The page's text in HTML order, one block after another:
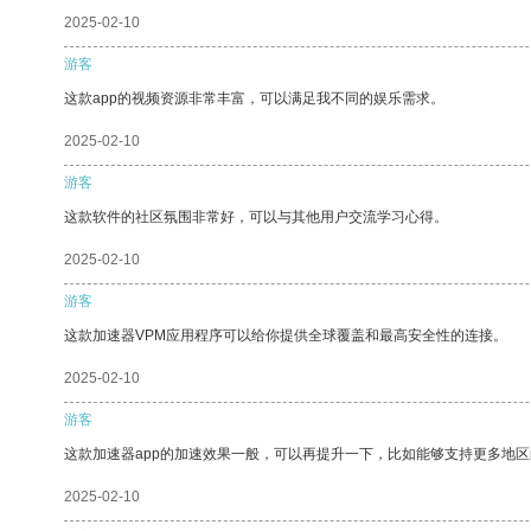
2025-02-10
游客
这款app的视频资源非常丰富，可以满足我不同的娱乐需求。
2025-02-10
游客
这款软件的社区氛围非常好，可以与其他用户交流学习心得。
2025-02-10
游客
这款加速器VPM应用程序可以给你提供全球覆盖和最高安全性的连接。
2025-02-10
游客
这款加速器app的加速效果一般，可以再提升一下，比如能够支持更多地区
2025-02-10